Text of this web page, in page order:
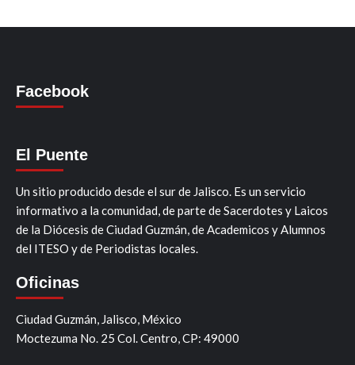
Facebook
El Puente
Un sitio producido desde el sur de Jalisco. Es un servicio
informativo a la comunidad, de parte de Sacerdotes y Laicos
de la Diócesis de Ciudad Guzmán, de Academicos y Alumnos
del ITESO y de Periodistas locales.
Oficinas
Ciudad Guzmán, Jalisco, México
Moctezuma No. 25 Col. Centro, CP: 49000